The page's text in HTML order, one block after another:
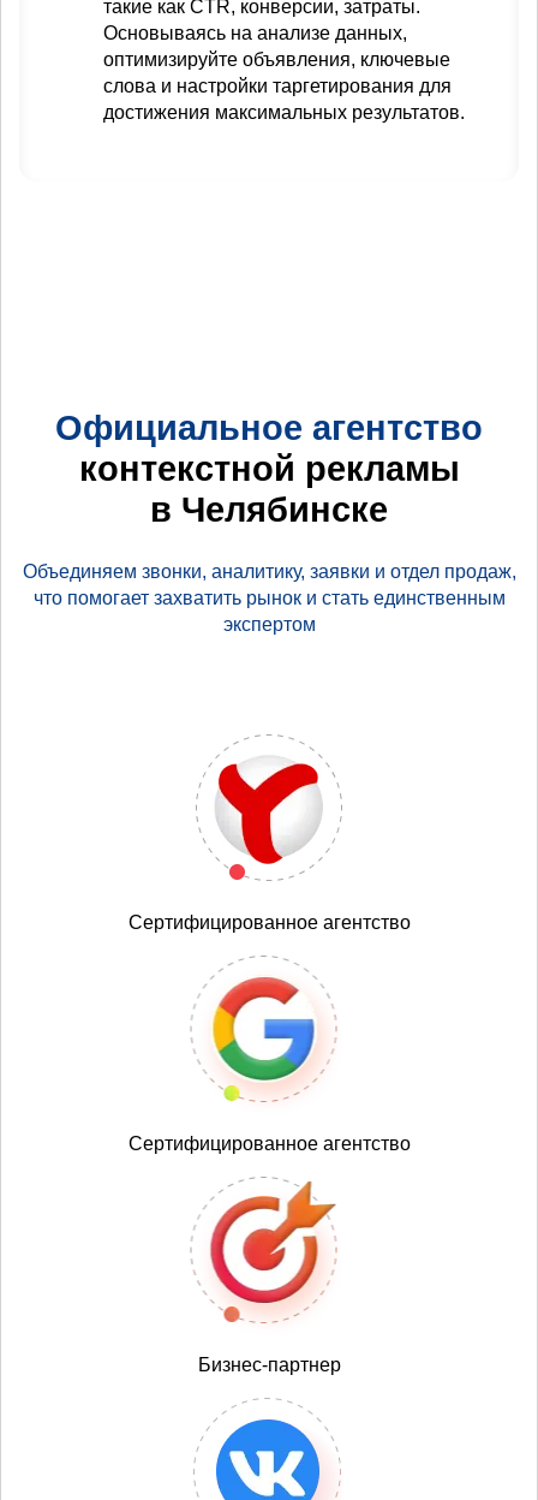
такие как CTR, конверсии, затраты.
Основываясь на анализе данных,
оптимизируйте объявления, ключевые
слова и настройки таргетирования для
достижения максимальных результатов.
Официальное агентство
контекстной рекламы
в Челябинске
Объединяем звонки, аналитику, заявки и отдел продаж,
что помогает захватить рынок и стать единственным
экспертом
Сертифицированное агентство
Сертифицированное агентство
Бизнес-партнер